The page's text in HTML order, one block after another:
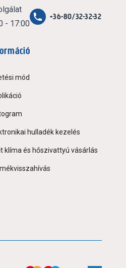
- 17:00
+36-80/32-32-32
mód
hulladék kezelés
klíma és hőszivattyú vásárlás